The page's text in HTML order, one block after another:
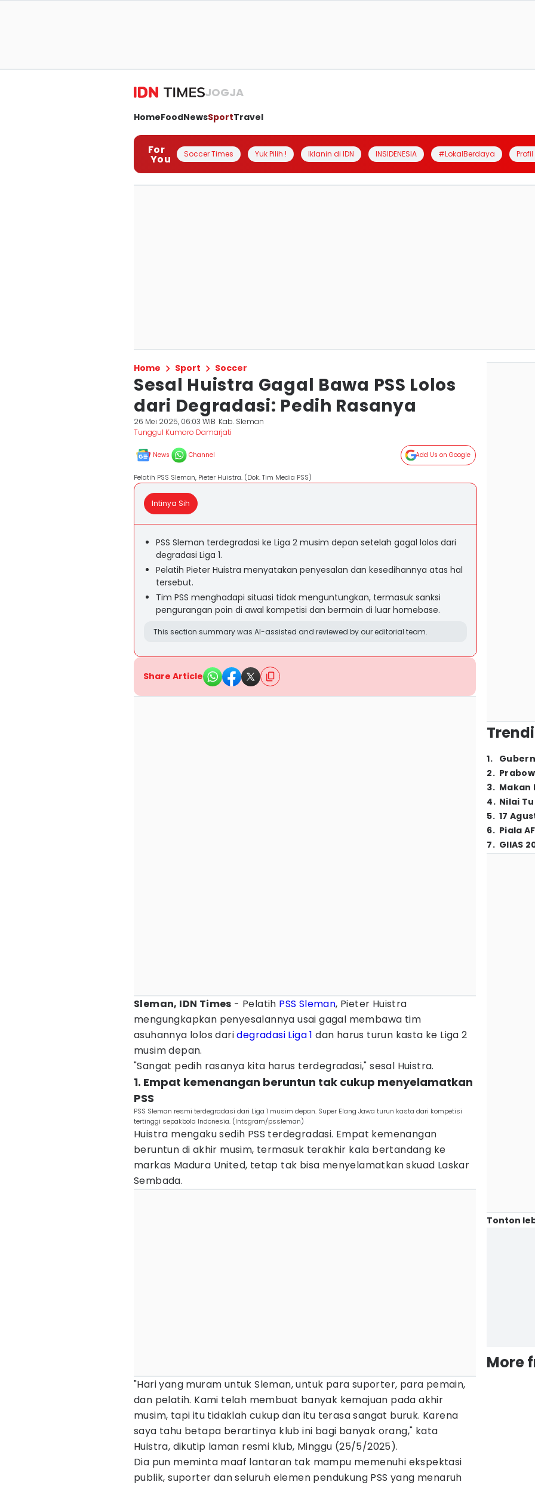
JOGJA
HomeFoodNewsSportTravel
For
You Soccer Times Yuk Pilih ! Iklanin di IDN INSIDENESIA #LokalBerdaya
Home Sport Soccer
Sesal Huistra Gagal Bawa PSS Lolos
dari Degradasi: Pedih Rasanya
26 Mei 2025, 06:03 WIB Kab. Sleman
Tunggul Kumoro Damarjati
News Channel Add Us on Google
Pelatih PSS Sleman, Pieter Huistra. (Dok. Tim Media PSS)
Intinya Sih
PSS Sleman terdegradasi ke Liga 2 musim depan setelah gagal lolos dari
degradasi Liga 1.
Pelatih Pieter Huistra menyatakan penyesalan dan kesedihannya atas hal
tersebut.
Tim PSS menghadapi situasi tidak menguntungkan, termasuk sanksi
pengurangan poin di awal kompetisi dan bermain di luar homebase.
This section summary was AI-assisted and reviewed by our editorial team.
Share Article
Sleman, IDN Times - Pelatih PSS Sleman, Pieter Huistra
mengungkapkan penyesalannya usai gagal membawa tim
asuhannya lolos daridegradasi Liga 1 dan harus turun kasta ke Liga 2
musim depan.
"Sangat pedih rasanya kita harus terdegradasi," sesal Huistra.
1. Empat kemenangan beruntun tak cukup menyelamatkan
PSS
PSS Sleman resmi terdegradasi dari Liga 1 musim depan. Super Elang Jawa turun kasta dari kompetisi
tertinggi sepakbola Indonesia. (Intsgram/pssleman)
Huistra mengaku sedih PSS terdegradasi. Empat kemenangan
beruntun di akhir musim, termasuk terakhir kala bertandang ke
markas Madura United, tetap tak bisa menyelamatkan skuad Laskar
Sembada.
"Hari yang muram untuk Sleman, untuk para suporter, para pemain,
dan pelatih. Kami telah membuat banyak kemajuan pada akhir
musim, tapi itu tidaklah cukup dan itu terasa sangat buruk. Karena
saya tahu betapa berartinya klub ini bagi banyak orang," kata
Huistra, dikutip laman resmi klub, Minggu (25/5/2025).
Dia pun meminta maaf lantaran tak mampu memenuhi ekspektasi
publik, suporter dan seluruh elemen pendukung PSS yang menaruh
1.
2.
3. Makan
4. Nilai
5. 17
6. Piala
7. GIIAS
Tonton
More